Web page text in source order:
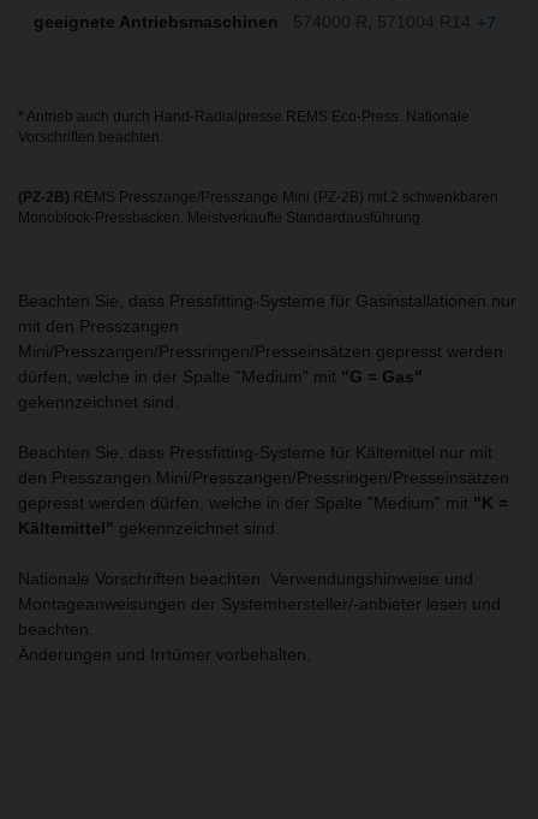
574000 R 571004 R14 +7
* Antrieb auch durch Hand-Radialpresse REMS Eco-Press. Nationale
Vorschriften beachten.
(PZ-2B) REMS Presszange/Presszange Mini (PZ-2B) mit 2 schwenkbaren
Monoblock-Pressbacken. Meistverkaufte Standardausführung.
Beachten Sie, dass Pressfitting-Systeme für Gasinstallationen nur
mit den Presszangen
Mini/Presszangen/Pressringen/Presseinsätzen gepresst werden
dürfen, welche in der Spalte "Medium" mit "G = Gas"
gekennzeichnet sind.
Beachten Sie, dass Pressfitting-Systeme für Kältemittel nur mit
den Presszangen Mini/Presszangen/Pressringen/Presseinsätzen
gepresst werden dürfen, welche in der Spalte "Medium" mit "K =
Kältemittel" gekennzeichnet sind.
Nationale Vorschriften beachten. Verwendungshinweise und
Montageanweisungen der Systemhersteller/-anbieter lesen und
beachten.
Änderungen und Irrtümer vorbehalten.